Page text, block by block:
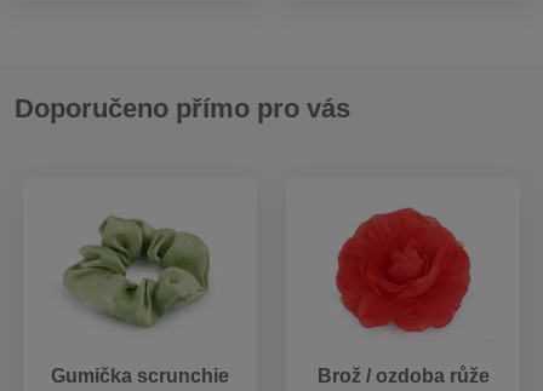
Doporučeno přímo pro vás
Gumička scrunchie
Brož / ozdoba růže